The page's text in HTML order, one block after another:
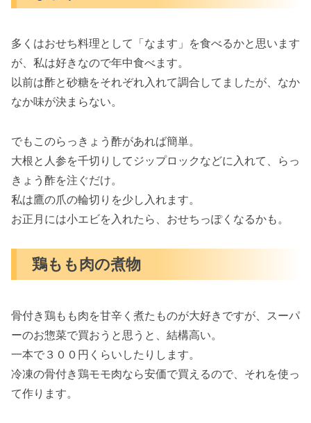
多くはおせち料理として「なます」を食べるかと思います
が、私は好きなので年中食べます。
以前は酢と砂糖をそれぞれ入れて調合してましたが、なか
なか味が決まらない。
でもこのらっきょう酢があれば簡単。
大根と人参を千切りしてジップロックなどに入れて、らっ
きょう酢を注ぐだけ。
私は鷹の爪の輪切りを少し入れます。
お正月には小エビを入れたら、おせちっぽくなるかも。
鶏もも肉の煮物
骨付き鶏もも肉を甘辛く煮たものが大好きですが、スーパ
ーのお惣菜で買おうと思うと、結構高い。
一本で３００円くらいしたりします。
冷凍の骨付き鶏モモ肉なら安価で買えるので、それを使っ
て作ります。